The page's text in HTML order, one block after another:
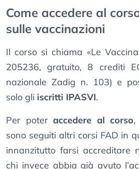
Come accedere al
sulle vaccinazioni
Il corso si chiama «Le
205236, gratuito, 8 crediti
nazionale Zadig n. 103) e
solo gli iscritti IPASVI.
Per poter accedere al corso,
sono seguiti altri corsi FAD in
innanzitutto farsi accreditare
chi invece abbia già avuto